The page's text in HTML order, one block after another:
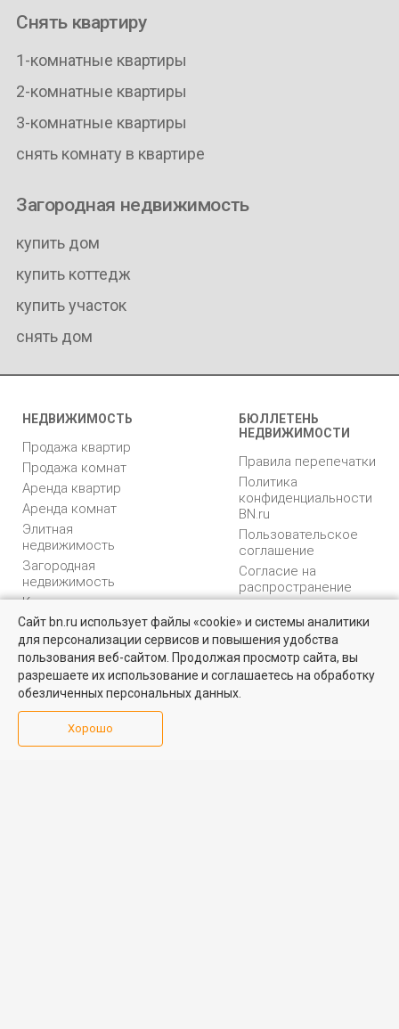
Снять квартиру
1-комнатные квартиры
2-комнатные квартиры
3-комнатные квартиры
снять комнату в квартире
Загородная недвижимость
купить дом
купить коттедж
купить участок
снять дом
НЕДВИЖИМОСТЬ
Продажа квартир
Продажа комнат
Аренда квартир
Аренда комнат
Элитная
недвижимость
Загородная
недвижимость
Коммерческая
недвижимость
БЮЛЛЕТЕНЬ
НЕДВИЖИМОСТИ
Правила перепечатки
Политика
конфиденциальности
BN.ru
Пользовательское
соглашение
Согласие на
распространение
персональных данных
Карта сайта
Медийная реклама
PR продвижение
Аналитика
недвижимости
Сайт bn.ru использует файлы «cookie» и системы аналитики
для персонализации сервисов и повышения удобства
пользования веб-сайтом. Продолжая просмотр сайта, вы
разрешаете их использование и соглашаетесь на обработку
обезличенных персональных данных.
Хорошо